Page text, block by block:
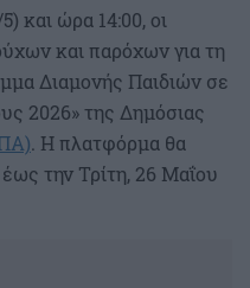
και ώρα 14:00, οι
και παρόχων για τη
Διαμονής Παιδιών σε
2026» της Δημόσιας
. Η πλατφόρμα θα
έως την Τρίτη, 26 Μαΐου